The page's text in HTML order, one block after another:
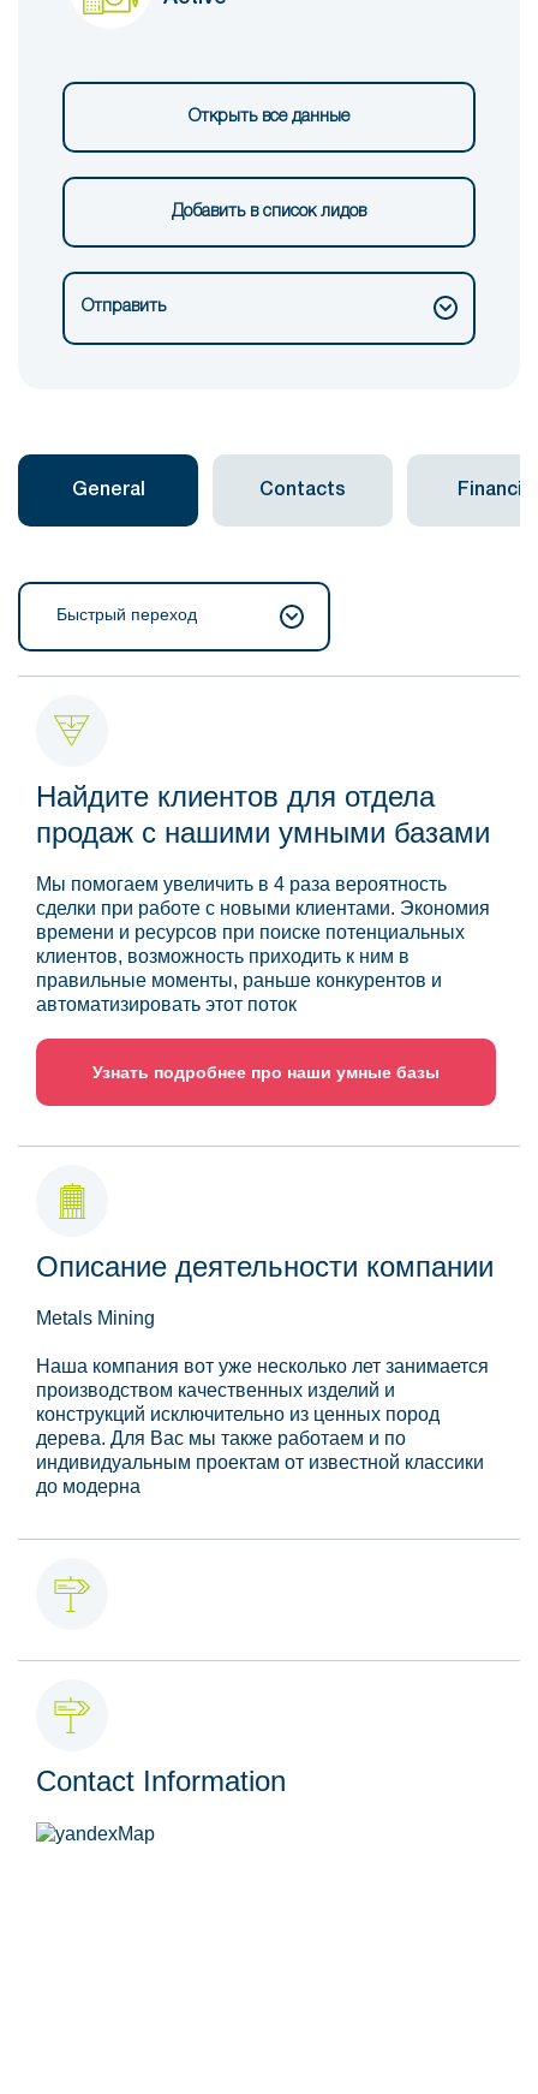
Открыть все данные
Добавить в список лидов
Отправить
General Contacts Financial
Быстрый переход
Найдите клиентов для отдела
продаж с нашими умными базами
Мы помогаем увеличить в 4 раза вероятность
сделки при работе с новыми клиентами. Экономия
времени и ресурсов при поиске потенциальных
клиентов, возможность приходить к ним в
правильные моменты, раньше конкурентов и
автоматизировать этот поток
Узнать подробнее про наши умные базы
Описание деятельности компании
Metals Mining
Наша компания вот уже несколько лет занимается
производством качественных изделий и
конструкций исключительно из ценных пород
дерева. Для Вас мы также работаем и по
индивидуальным проектам от известной классики
до модерна
Contact Information